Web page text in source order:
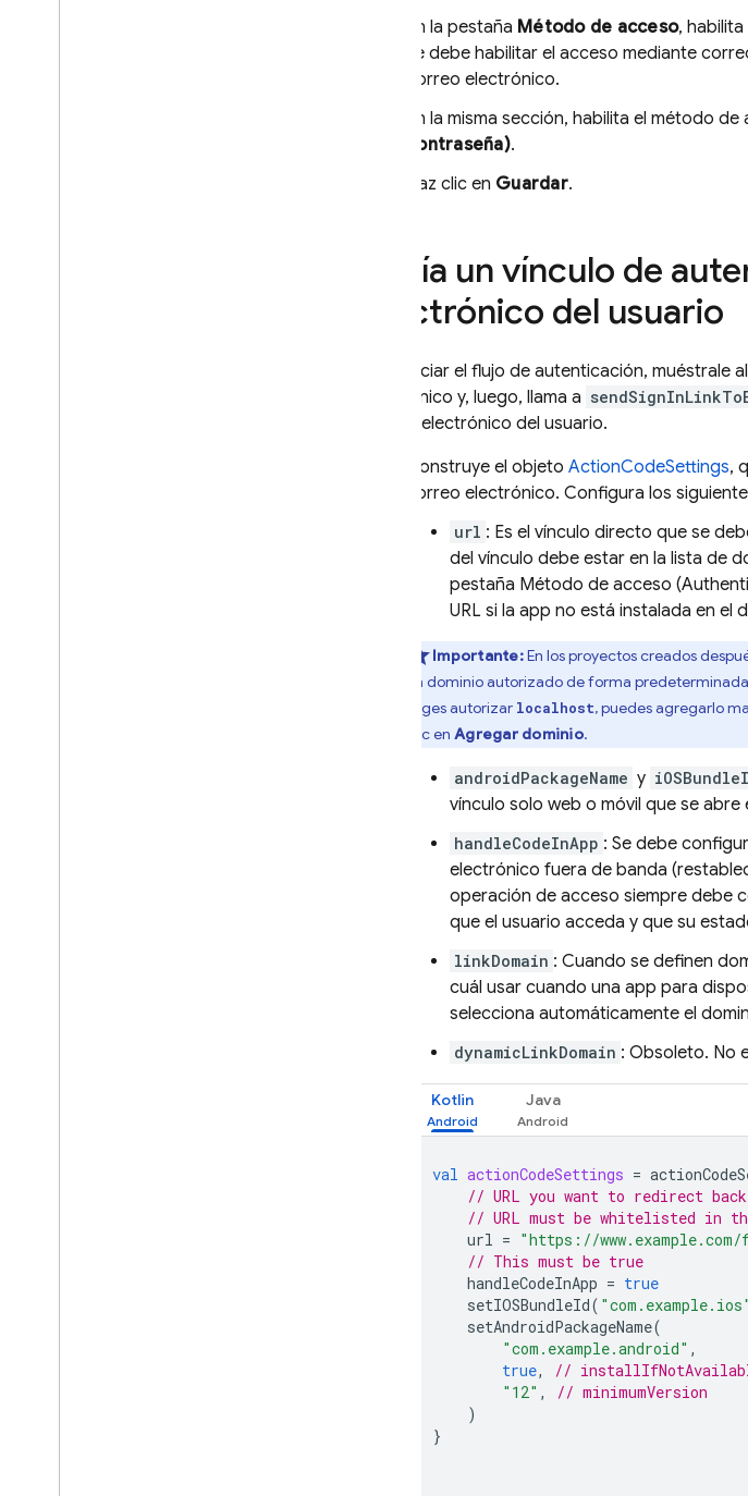
En la pestaña Método de acceso,
se debe habilitar el acceso mediante
correo electrónico.
En la misma sección, habilita el método
contraseña).
Haz clic en Guardar.
Envía un vínculo de
electrónico del usuario
Para iniciar el flujo de autenticación,
electrónico y, luego, llama a
correo electrónico del usuario.
Construye el objeto ActionCodeSettings,
correo electrónico. Configura los
url : Es el vínculo directo que se
del vínculo debe estar en la lista de
pestaña Método de acceso
URL si la app no está instalada en el
Importante:En los proyectos creados
un dominio autorizado de forma
eliges autorizar localhost, puedes agregarlo
clic en Agregar dominio.
androidPackageName y
vínculo solo web o móvil que se
handleCodeInApp : Se debe
electrónico fuera de banda
operación de acceso siempre debe
que el usuario acceda y que su
linkDomain : Cuando se definen
cuál usar cuando una app para
selecciona automáticamente el
dynamicLinkDomain : Obsoleto. No
Kotlin Java
val actionCodeSettings =
// URL you want to redirect
// URL must be whitelisted in
url = "https://
// This must be true
handleCodeInApp = true
setIOSBundleId( "com.example.ios"
setAndroidPackageName(
"com.example.android" ,
true,
//
"12" ,
// minimumVersion
)
}